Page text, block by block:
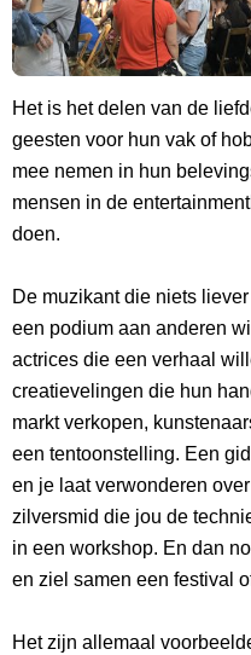
Het is het delen van de
geesten voor hun vak of
mee nemen in hun
mensen in de
doen.
De muzikant die niets
een podium aan anderen
actrices die een verhaal
creatievelingen die hun
markt verkopen,
een tentoonstelling. Een
en je laat verwonderen
zilversmid die jou de
in een workshop. En dan
en ziel samen een festival
Het zijn allemaal